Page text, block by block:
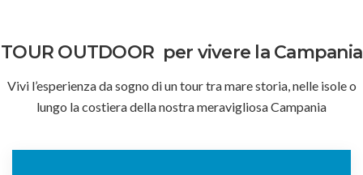
TOUR OUTDOOR per vivere la Campania
Vivi l’esperienza da sogno di un tour tra mare storia, nelle isole o
lungo la costiera della nostra meravigliosa Campania